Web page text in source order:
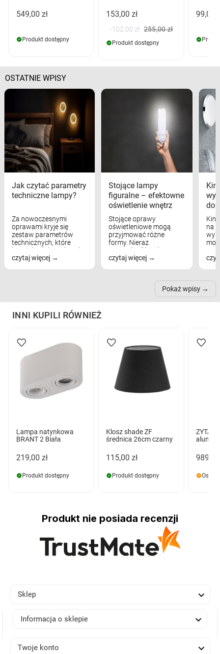
549,00 zł
Produkt dostępny
153,00 zł
-102,00 zł 255,00 zł
Produkt dostępny
99,00
OSTATNIE WPISY
Jak czytać parametry
techniczne lampy?
Za nowoczesnymi
oprawami kryje się
zestaw parametrów
technicznych, które
bezpośrednio wpływają
na komfort widzenia,
czytaj więcej
Stojące lampy
figuralne – efektowne
oświetlenie wnętrz
Stojące oprawy
oświetleniowe mogą
przyjmować różne
formy. Nieraz
wspominaliśmy już
modele na łukowych
nich może przydać się w
czytaj więcej
na
Pokaż wpisy
INNI KUPILI RÓWNIEŻ
Lampa natynkowa
BRANT 2 Biała
219,00 zł
Produkt dostępny
Klosz shade ZF
średnica 26cm czarny
115,00 zł
Produkt dostępny
ZYTA
989,00
Produkt nie posiada recenzji
Sklep 
Informacja o sklepie 
Twoje konto 